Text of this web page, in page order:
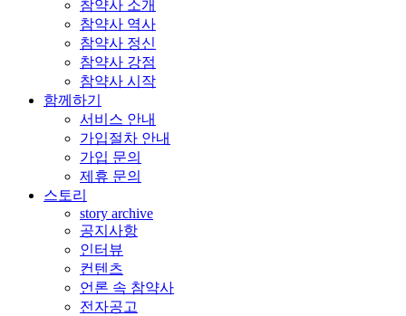
참약사 소개
참약사 역사
참약사 정신
참약사 강점
참약사 시작
함께하기
서비스 안내
가입절차 안내
가입 문의
제휴 문의
스토리
story archive
공지사항
인터뷰
컨텐츠
언론 속 참약사
전자공고